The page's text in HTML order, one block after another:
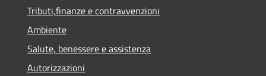
Tributi,finanze e contravvenzioni
Ambiente
Salute, benessere e assistenza
Autorizzazioni